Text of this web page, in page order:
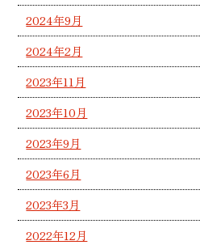
2024年9月
2024年2月
2023年11月
2023年10月
2023年9月
2023年6月
2023年3月
2022年12月